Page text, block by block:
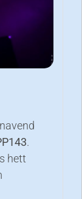
.
hett